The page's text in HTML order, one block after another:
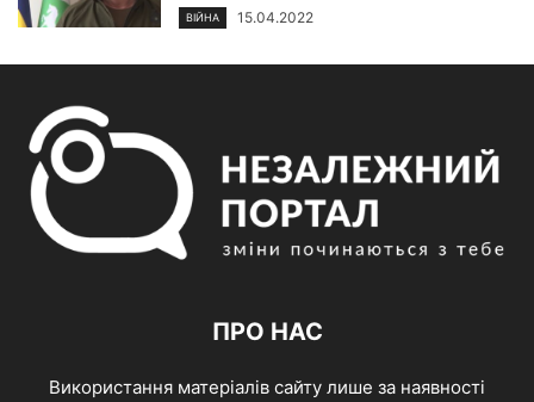
ВІЙНА 15.04.2022
ПРО НАС
Використання матеріалів сайту лише за наявності